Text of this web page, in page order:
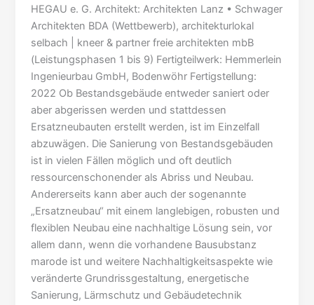
HEGAU e. G. Architekt: Architekten Lanz • Schwager
Architekten BDA (Wettbewerb), architekturlokal
selbach | kneer & partner freie architekten mbB
(Leistungsphasen 1 bis 9) Fertigteilwerk: Hemmerlein
Ingenieurbau GmbH, Bodenwöhr Fertigstellung:
2022 Ob Bestandsgebäude entweder saniert oder
aber abgerissen werden und stattdessen
Ersatzneubauten erstellt werden, ist im Einzelfall
abzuwägen. Die Sanierung von Bestandsgebäuden
ist in vielen Fällen möglich und oft deutlich
ressourcenschonender als Abriss und Neubau.
Andererseits kann aber auch der sogenannte
„Ersatzneubau“ mit einem langlebigen, robusten und
flexiblen Neubau eine nachhaltige Lösung sein, vor
allem dann, wenn die vorhandene Bausubstanz
marode ist und weitere Nachhaltigkeitsaspekte wie
veränderte Grundrissgestaltung, energetische
Sanierung, Lärmschutz und Gebäudetechnik